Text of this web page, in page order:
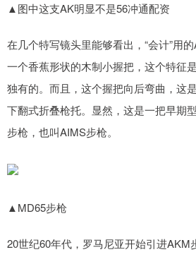
▲图中这支AK明显不是56冲通配资
在几个特写镜头里能够看出，“会计”用
一个香蕉形状的木制小握把，这个特征
独有的。而且，这个握把向后弯曲，这
下翻式折叠枪托。显然，这是一把早期
步枪，也叫AIMS步枪。
▲MD65步枪
20世纪60年代，罗马尼亚开始引进AKM